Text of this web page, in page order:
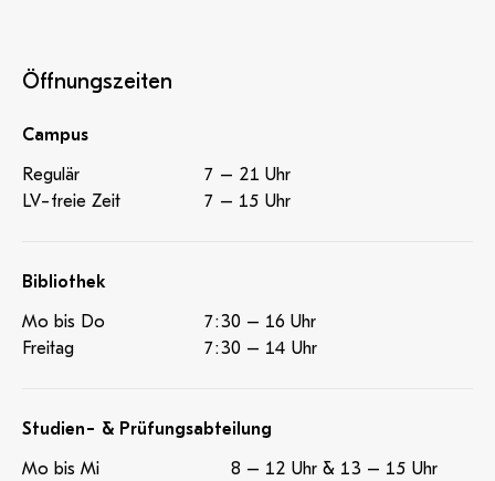
Öffnungszeiten
Campus
Regulär
7 – 21 Uhr
LV-freie Zeit
7 – 15 Uhr
Bibliothek
Mo bis Do
7:30 – 16 Uhr
Freitag
7:30 – 14 Uhr
Studien- & Prüfungsabteilung
Mo bis Mi
8 – 12 Uhr & 13 – 15 Uhr